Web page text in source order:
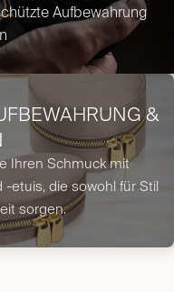
Aufbewahrung
&
Ihren Schmuck mit
etuis, die sowohl für Stil
sorgen.